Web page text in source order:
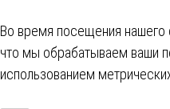
Во время посещения нашего
что мы обрабатываем ваши
использованием